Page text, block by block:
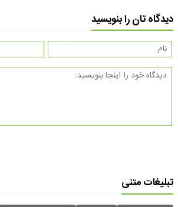
دیدگاه تان را بنویسید
تبلیغات متنی